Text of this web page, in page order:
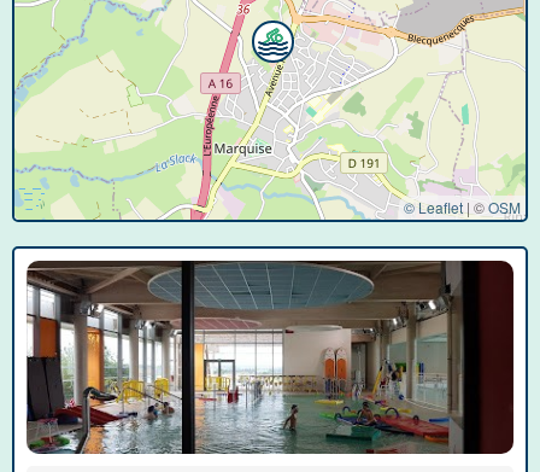
© Leaflet | ©OSM